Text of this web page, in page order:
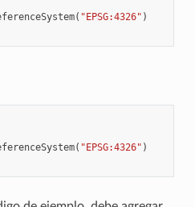
( "EPSG:4326" )
( "EPSG:4326" )